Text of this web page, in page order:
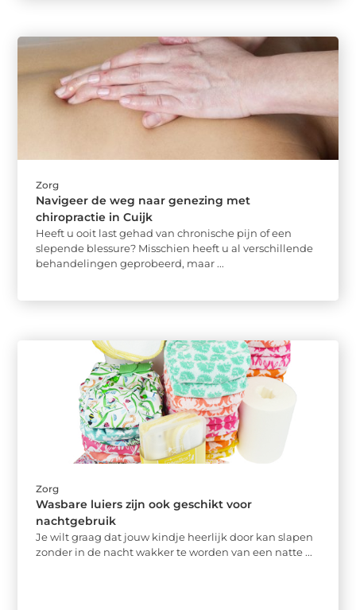
Zorg
Navigeer de weg naar genezing met
chiropractie in Cuijk
Heeft u ooit last gehad van chronische pijn of een
slepende blessure? Misschien heeft u al verschillende
behandelingen geprobeerd, maar ...
Zorg
Wasbare luiers zijn ook geschikt voor
nachtgebruik
Je wilt graag dat jouw kindje heerlijk door kan slapen
zonder in de nacht wakker te worden van een natte ...